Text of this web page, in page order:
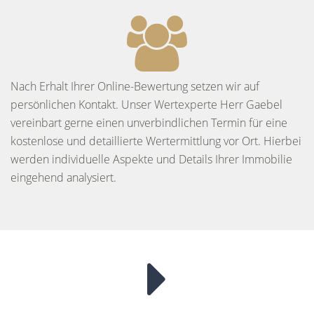
Nach Erhalt Ihrer Online-Bewertung setzen wir auf
persönlichen Kontakt. Unser Wertexperte Herr Gaebel
vereinbart gerne einen unverbindlichen Termin für eine
kostenlose und detaillierte Wertermittlung vor Ort. Hierbei
werden individuelle Aspekte und Details Ihrer Immobilie
eingehend analysiert.